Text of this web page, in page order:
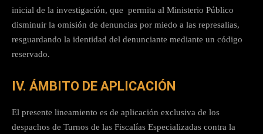
inicial de la investigación, que permita al Ministerio Público
disminuir la omisión de denuncias por miedo a las represalias,
resguardando la identidad del denunciante mediante un código
reservado.
IV. ÁMBITO DE APLICACIÓN
El presente lineamiento es de aplicación exclusiva de los
despachos de Turnos de las Fiscalías Especializadas contra la